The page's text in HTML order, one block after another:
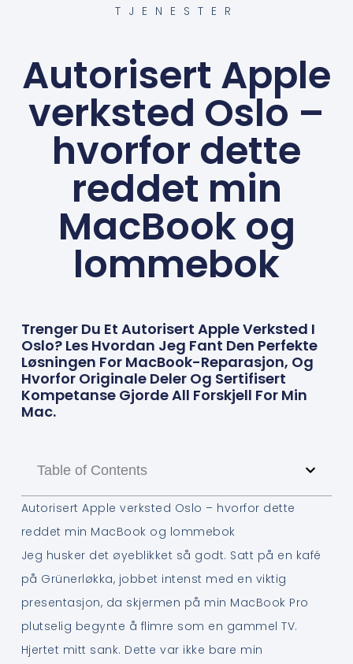
TJENESTER
Autorisert Apple
verksted Oslo –
hvorfor dette
reddet min
MacBook og
lommebok
Trenger Du Et Autorisert Apple Verksted I
Oslo? Les Hvordan Jeg Fant Den Perfekte
Løsningen For MacBook-Reparasjon, Og
Hvorfor Originale Deler Og Sertifisert
Kompetanse Gjorde All Forskjell For Min
Mac.
Table of Contents
Autorisert Apple verksted Oslo – hvorfor dette
reddet min MacBook og lommebok
Jeg husker det øyeblikket så godt. Satt på en kafé
på Grünerløkka, jobbet intenst med en viktig
presentasjon, da skjermen på min MacBook Pro
plutselig begynte å flimre som en gammel TV.
Hjertet mitt sank. Dette var ikke bare min